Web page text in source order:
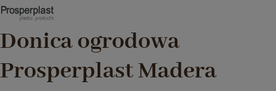
Donica ogrodowa
Prosperplast Madera